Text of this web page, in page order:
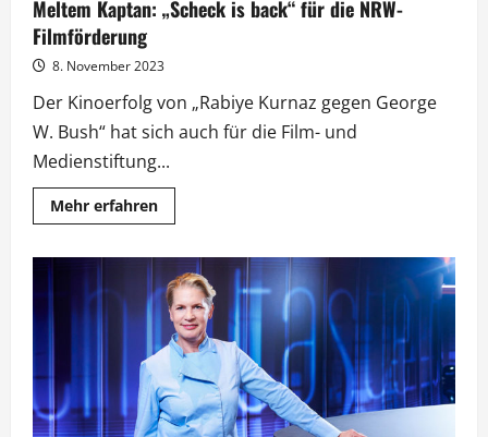
Meltem Kaptan: „Scheck is back“ für die NRW-
Filmförderung
8. November 2023
Der Kinoerfolg von „Rabiye Kurnaz gegen George
W. Bush“ hat sich auch für die Film- und
Medienstiftung...
Mehr erfahrenMehr
Informationen
Kaptan:
„Scheck
is
back“
für
die
NRW-
Filmförderung